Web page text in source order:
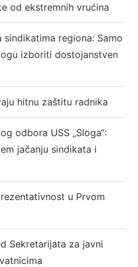
od ekstremnih vrućina
sindikatima regiona: Samo
izboriti dostojanstven
hitnu zaštitu radnika
odbora USS „Sloga“:
jačanju sindikata i
u Prvom
Sekretarijata za javni